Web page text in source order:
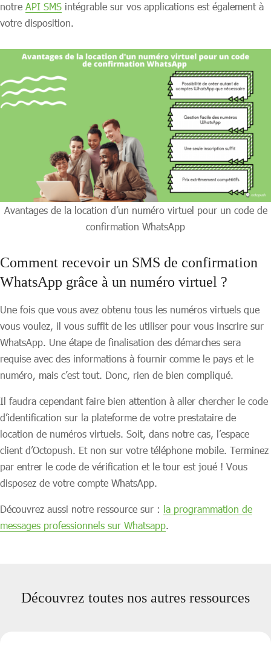
notre API SMS intégrable sur vos applications est également à
votre disposition.
Avantages de la location d’un numéro virtuel pour un code de
confirmation WhatsApp
Comment recevoir un SMS de confirmation
WhatsApp grâce à un numéro virtuel ?
Une fois que vous avez obtenu tous les numéros virtuels que
vous voulez, il vous suffit de les utiliser pour vous inscrire sur
WhatsApp. Une étape de finalisation des démarches sera
requise avec des informations à fournir comme le pays et le
numéro, mais c’est tout. Donc, rien de bien compliqué.
Il faudra cependant faire bien attention à aller chercher le code
d’identification sur la plateforme de votre prestataire de
location de numéros virtuels. Soit, dans notre cas, l’espace
client d’Octopush. Et non sur votre téléphone mobile. Terminez
par entrer le code de vérification et le tour est joué ! Vous
disposez de votre compte WhatsApp.
Découvrez aussi notre ressource sur : la programmation de
messages professionnels sur Whatsapp.
Découvrez toutes nos autres ressources